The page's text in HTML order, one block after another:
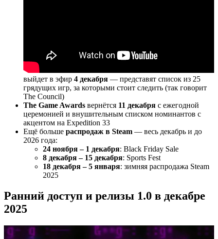
выйдет в эфир 4 декабря — представят список из 25
грядущих игр, за которыми стоит следить (так говорит
The Council)
The Game Awards вернётся 11 декабря с ежегодной
церемонией и внушительным списком номинантов с
акцентом на Expedition 33
Ещё больше распродаж в Steam — весь декабрь и до
2026 года:
24 ноября – 1 декабря: Black Friday Sale
8 декабря – 15 декабря: Sports Fest
18 декабря – 5 января: зимняя распродажа Steam
2025
Ранний доступ и релизы 1.0 в декабре
2025